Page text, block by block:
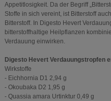
Appetitlosigkeit. Da der Begriff
Stoffe in sich vereint, ist Bitterstoff
Bitterstoff. In Digesto Hevert
bitterstoffhaltige Heilpflanzen
Verdauung einwirken.
Digesto Hevert Verdauungstropfen
Wirkstoffe
- Eichhornia D1 2,94 g
- Okoubaka D2 1,95 g
- Quassia amara Urtinktur 0,49 g